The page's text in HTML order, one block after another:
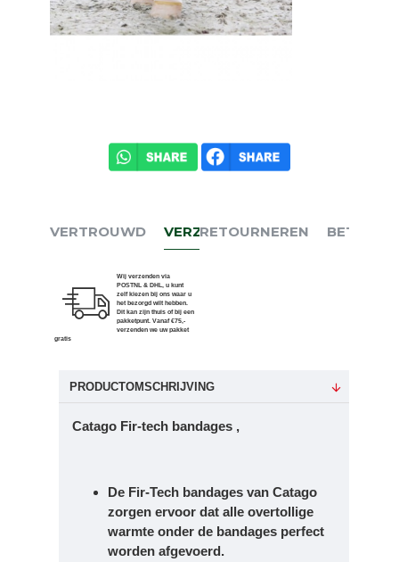
VERTROUWD VERZENDEN
Wij verzenden via
POSTNL & DHL, u kunt
zelf kiezen bij ons waar u
het bezorgd wilt hebben.
Dit kan zijn thuis of bij een
pakketpunt. Vanaf €75,-
verzenden we uw pakket
gratis
RETOURNEREN BETALEN
PRODUCTOMSCHRIJVING
Catago Fir-tech bandages ,
De Fir-Tech bandages van Catago
zorgen ervoor dat alle overtollige
warmte onder de bandages perfect
worden afgevoerd.